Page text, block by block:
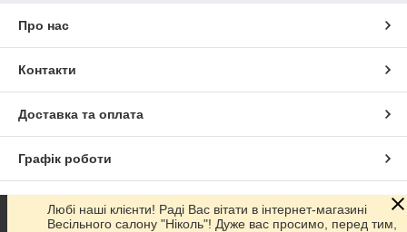
Про нас
Контакти
Доставка та оплата
Графік роботи
Повна версія сайту
Любі наші клієнти! Раді Вас вітати в інтернет-магазині
Весільного салону "Ніколь"! Дуже вас просимо, перед тим,